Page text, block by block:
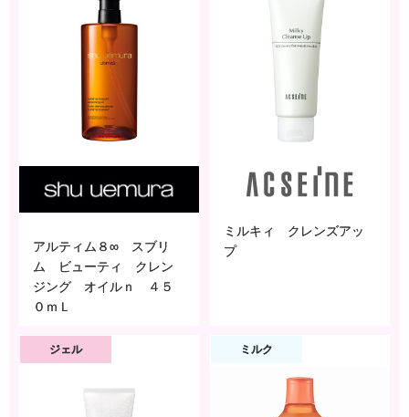
アルティム８∞ スブリ
ム ビューティ クレン
ジング オイルｎ ４５
０ｍＬ
ミルキィ クレンズアッ
プ